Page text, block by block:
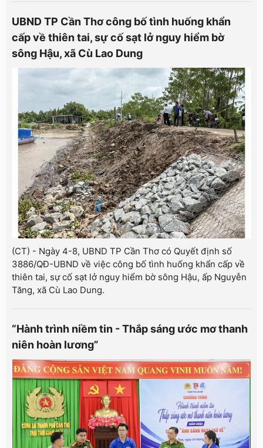
UBND TP Cần Thơ công bố tình huống khẩn
cấp về thiên tai, sự cố sạt lở nguy hiểm bờ
sông Hậu, xã Cù Lao Dung
(CT) - Ngày 4-8, UBND TP Cần Thơ có Quyết định số
3886/QĐ-UBND về việc công bố tình huống khẩn cấp về
thiên tai, sự cố sạt lở nguy hiểm bờ sông Hậu, ấp Nguyễn
Tăng, xã Cù Lao Dung.
“Hành trình niềm tin - Thắp sáng ước mơ thanh
niên hoàn lương”